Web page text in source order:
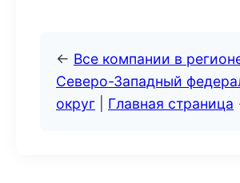
← Все компании в
Северо-Западный
округ
Главная страница